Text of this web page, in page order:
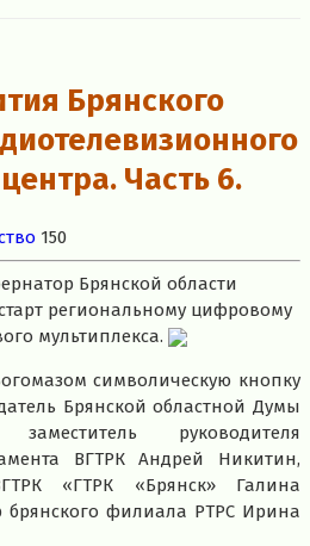
Брянского
Часть 6.
150
Брянской области
региональному цифровому
мультиплекса.
символическую кнопку
Брянской областной Думы
руководителя
ВГТРК Андрей Никитин,
«ГТРК «Брянск» Галина
брянского филиала РТРС Ирина